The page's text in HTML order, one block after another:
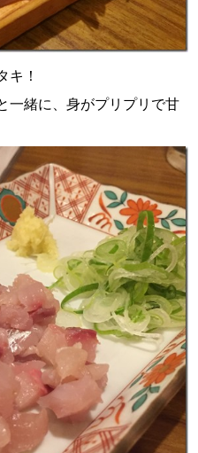
キ！
一緒に、身がプリプリで甘